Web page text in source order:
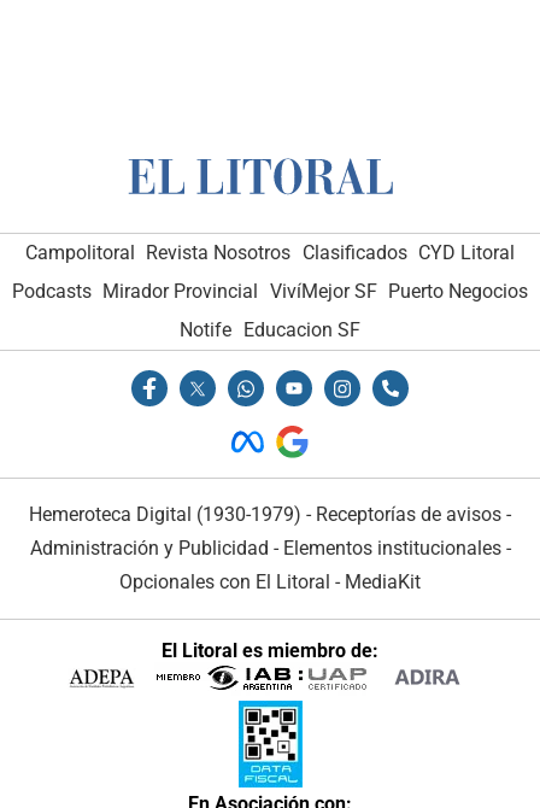
Campolitoral Revista Nosotros Clasificados CYD Litoral
Podcasts Mirador Provincial VivíMejor SF Puerto Negocios
Notife Educacion SF
Hemeroteca Digital (1930-1979) - Receptorías de avisos -
Administración y Publicidad - Elementos institucionales-
Opcionales con El Litoral - MediaKit
El Litoral es miembro de: